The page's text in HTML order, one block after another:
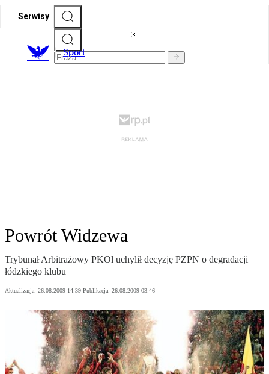
Serwisy
Sport
Powrót Widzewa
Trybunał Arbitrażowy PKOl uchylił decyzję PZPN o degradacji
łódzkiego klubu
Aktualizacja: 26.08.2009 14:39 Publikacja: 26.08.2009 03:46